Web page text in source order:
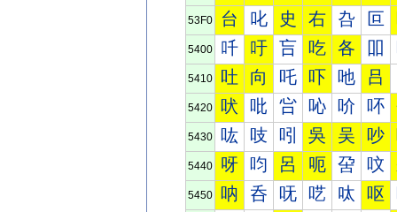
53F0 台 叱 史 右 叴 叵
5400 吀 吁 吂 吃 各 吅
5410 吐 向 吒 吓 吔 吕
5420 吠 吡 吢 吣 吤 吥
5430 吰 吱 吲 吳 吴 吵
5440 呀 呁 呂 呃 呄 呅
5450 呐 呑 呒 呓 呔 呕